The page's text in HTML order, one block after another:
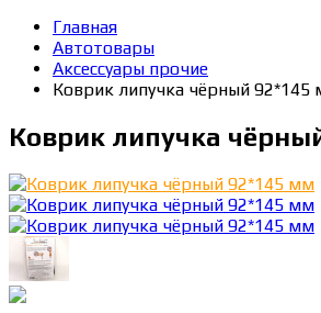
Главная
Автотовары
Аксессуары прочие
Коврик липучка чёрный 92*145
Коврик липучка